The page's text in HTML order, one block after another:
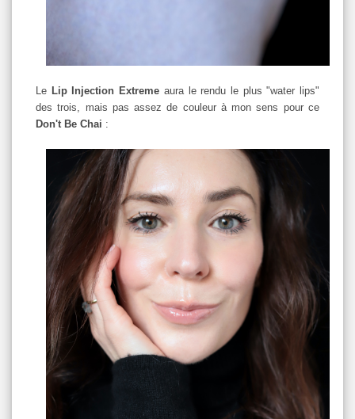
Le Lip Injection Extreme aura le rendu le plus "water lips"
des trois, mais pas assez de couleur à mon sens pour ce
Don't Be Chai :